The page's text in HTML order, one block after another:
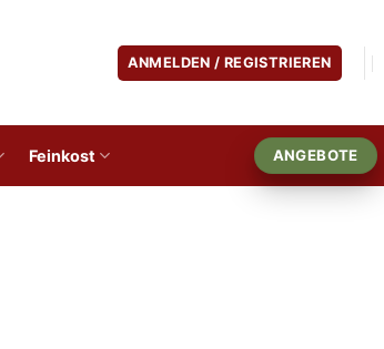
ANMELDEN / REGISTRIEREN
Feinkost ANGEBOTE